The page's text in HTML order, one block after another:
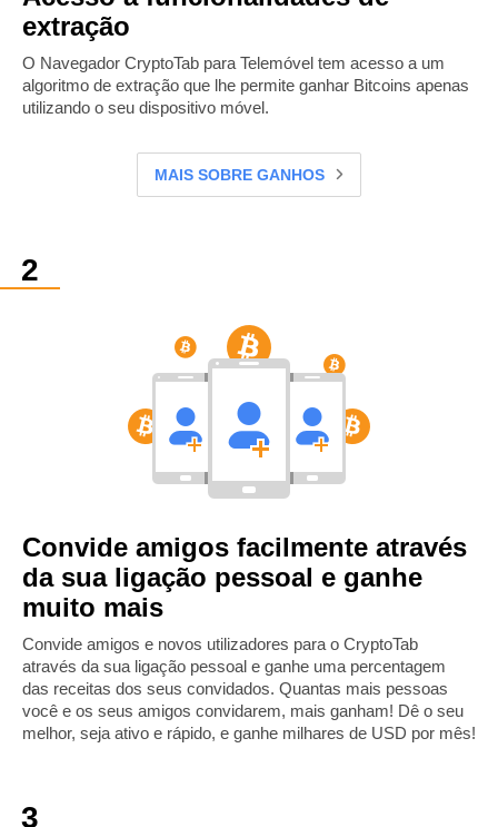
extração
O Navegador CryptoTab para Telemóvel tem acesso a um
algoritmo de extração que lhe permite ganhar Bitcoins apenas
utilizando o seu dispositivo móvel.
MAIS SOBRE GANHOS
Convide amigos facilmente através
da sua ligação pessoal e ganhe
muito mais
Convide amigos e novos utilizadores para o CryptoTab
através da sua ligação pessoal e ganhe uma percentagem
das receitas dos seus convidados. Quantas mais pessoas
você e os seus amigos convidarem, mais ganham! Dê o seu
melhor, seja ativo e rápido, e ganhe milhares de USD por mês!